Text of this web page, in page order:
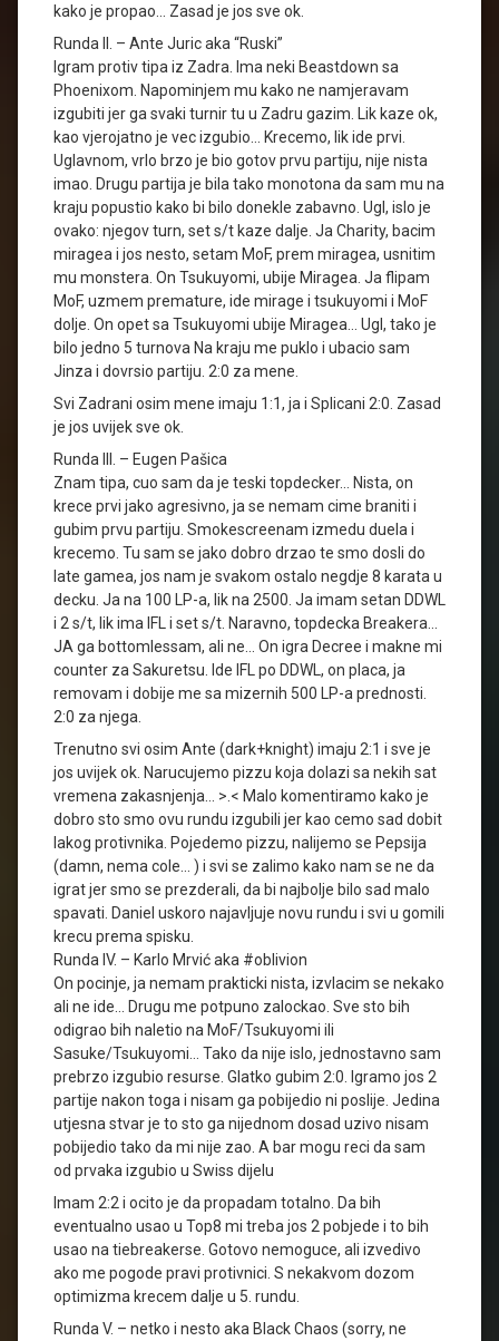
kako je propao… Zasad je jos sve ok.
Runda II. – Ante Juric aka “Ruski”
Igram protiv tipa iz Zadra. Ima neki Beastdown sa
Phoenixom. Napominjem mu kako ne namjeravam
izgubiti jer ga svaki turnir tu u Zadru gazim. Lik kaze ok,
kao vjerojatno je vec izgubio… Krecemo, lik ide prvi.
Uglavnom, vrlo brzo je bio gotov prvu partiju, nije nista
imao. Drugu partija je bila tako monotona da sam mu na
kraju popustio kako bi bilo donekle zabavno. Ugl, islo je
ovako: njegov turn, set s/t kaze dalje. Ja Charity, bacim
miragea i jos nesto, setam MoF, prem miragea, usnitim
mu monstera. On Tsukuyomi, ubije Miragea. Ja flipam
MoF, uzmem premature, ide mirage i tsukuyomi i MoF
dolje. On opet sa Tsukuyomi ubije Miragea… Ugl, tako je
bilo jedno 5 turnova Na kraju me puklo i ubacio sam
Jinza i dovrsio partiju. 2:0 za mene.
Svi Zadrani osim mene imaju 1:1, ja i Splicani 2:0. Zasad
je jos uvijek sve ok.
Runda III. – Eugen Pašica
Znam tipa, cuo sam da je teski topdecker… Nista, on
krece prvi jako agresivno, ja se nemam cime braniti i
gubim prvu partiju. Smokescreenam izmedu duela i
krecemo. Tu sam se jako dobro drzao te smo dosli do
late gamea, jos nam je svakom ostalo negdje 8 karata u
decku. Ja na 100 LP-a, lik na 2500. Ja imam setan DDWL
i 2 s/t, lik ima IFL i set s/t. Naravno, topdecka Breakera…
JA ga bottomlessam, ali ne… On igra Decree i makne mi
counter za Sakuretsu. Ide IFL po DDWL, on placa, ja
removam i dobije me sa mizernih 500 LP-a prednosti.
2:0 za njega.
Trenutno svi osim Ante (dark+knight) imaju 2:1 i sve je
jos uvijek ok. Narucujemo pizzu koja dolazi sa nekih sat
vremena zakasnjenja… >.< Malo komentiramo kako je
dobro sto smo ovu rundu izgubili jer kao cemo sad dobit
lakog protivnika. Pojedemo pizzu, nalijemo se Pepsija
(damn, nema cole... ) i svi se zalimo kako nam se ne da
igrat jer smo se prezderali, da bi najbolje bilo sad malo
spavati. Daniel uskoro najavljuje novu rundu i svi u gomili
krecu prema spisku.
Runda IV. – Karlo Mrvić aka #oblivion
On pocinje, ja nemam prakticki nista, izvlacim se nekako
ali ne ide… Drugu me potpuno zalockao. Sve sto bih
odigrao bih naletio na MoF/Tsukuyomi ili
Sasuke/Tsukuyomi… Tako da nije islo, jednostavno sam
prebrzo izgubio resurse. Glatko gubim 2:0. Igramo jos 2
partije nakon toga i nisam ga pobijedio ni poslije. Jedina
utjesna stvar je to sto ga nijednom dosad uzivo nisam
pobijedio tako da mi nije zao. A bar mogu reci da sam
od prvaka izgubio u Swiss dijelu
Imam 2:2 i ocito je da propadam totalno. Da bih
eventualno usao u Top8 mi treba jos 2 pobjede i to bih
usao na tiebreakerse. Gotovo nemoguce, ali izvedivo
ako me pogode pravi protivnici. S nekakvom dozom
optimizma krecem dalje u 5. rundu.
Runda V. – netko i nesto aka Black Chaos (sorry, ne